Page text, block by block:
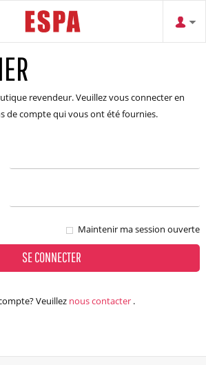
revendeur. Veuillez vous connecter en
de compte qui vous ont été fournies.
Maintenir ma session ouverte
SE CONNECTER
Veuillez nous contacter.